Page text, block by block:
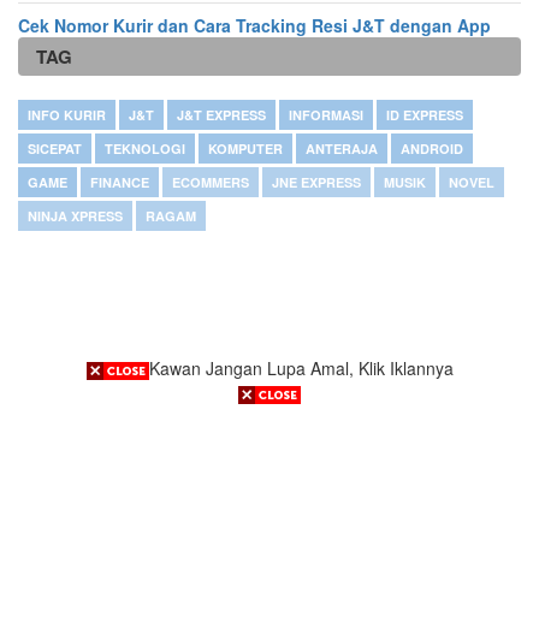
Cek Nomor Kurir dan Cara Tracking Resi J&T dengan App
TAG
INFO KURIR J&T J&T EXPRESS INFORMASI
ID EXPRESS
SICEPAT
TEKNOLOGI KOMPUTER ANTERAJA
ANDROID
GAME
FINANCE ECOMMERS JNE EXPRESS MUSIK
NOVEL
NINJA XPRESS
RAGAM
Kawan Jangan Lupa Amal, Klik Iklannya